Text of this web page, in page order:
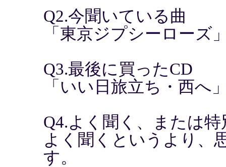
Q2.今聞いている曲
「東京ジプシーローズ
Q3.最後に買ったCD
「いい日旅立ち・西へ
Q4.よく聞く、または
よく聞くというより、
す。